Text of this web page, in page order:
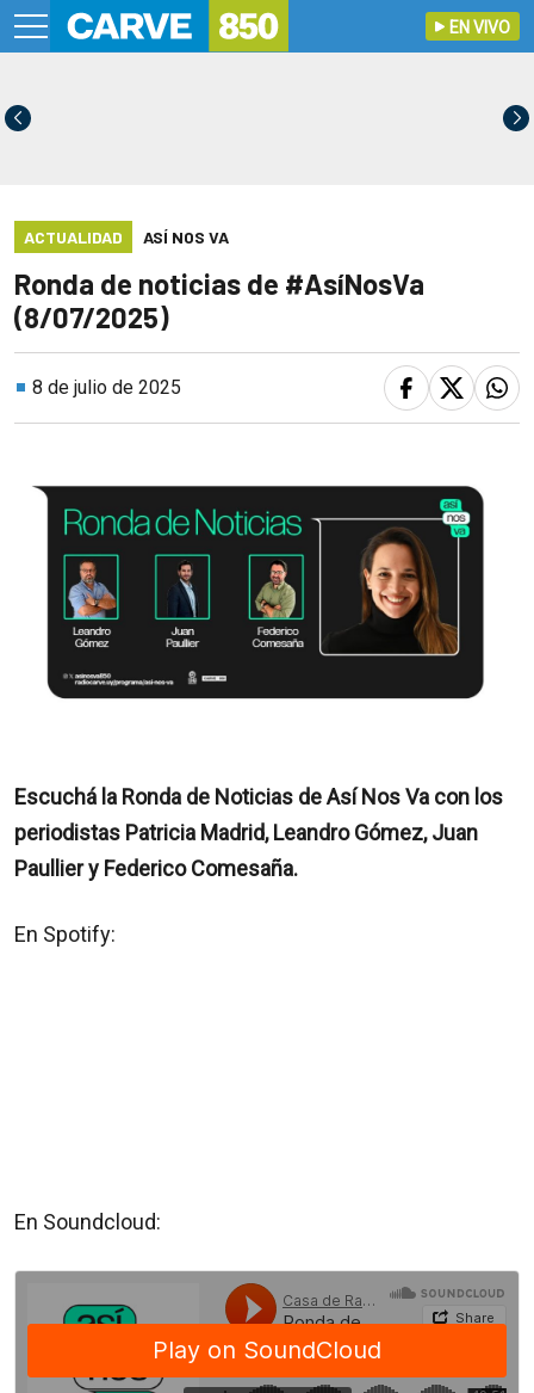
EN VIVO
ACTUALIDAD ASÍ NOS VA
Ronda de noticias de #AsíNosVa
(8/07/2025)
8 de julio de 2025
Escuchá la Ronda de Noticias de Así Nos Va con los
periodistas Patricia Madrid, Leandro Gómez, Juan
Paullier y Federico Comesaña.
En Spotify:
En Soundcloud: